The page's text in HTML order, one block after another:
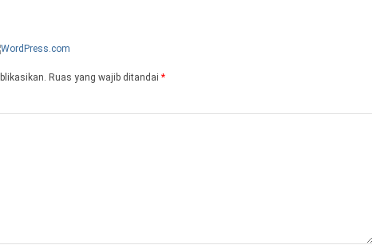
Ruas yang wajib ditandai *